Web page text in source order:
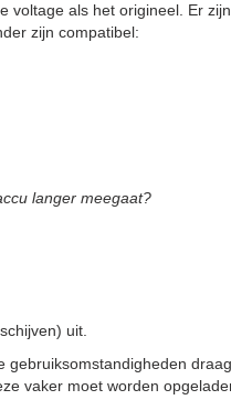
voltage als het origineel. Er
zijn compatibel:
langer meegaat?
uit.
gebruiksomstandigheden
vaker moet worden